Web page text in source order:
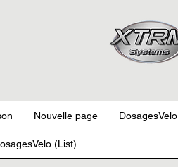
Nouvelle page DosagesVelo
(List)